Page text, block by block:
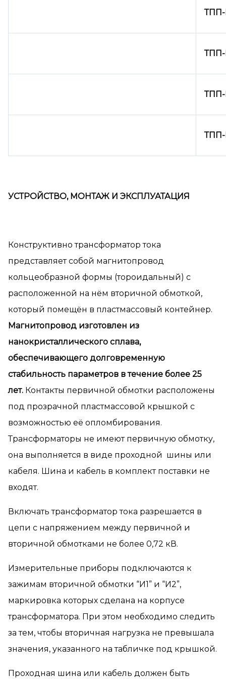
ТПП-
ТПП-
ТПП-
ТПП-
УСТРОЙСТВО, МОНТАЖ И ЭКСПЛУАТАЦИЯ
Конструктивно трансформатор тока
представляет собой магнитопровод
кольцеобразной формы (тороидальный) с
расположенной на нём вторичной обмоткой,
который помещён в пластмассовый контейнер.
Магнитопровод изготовлен из
нанокристаллического сплава,
обеспечивающего долговременную
стабильность параметров в течение более 25
лет. Контакты первичной обмотки расположены
под прозрачной пластмассовой крышкой с
возможностью её опломбирования.
Трансформаторы не имеют первичную обмотку,
она выполняется в виде проходной шины или
кабеля. Шина и кабель в комплект поставки не
входят.
Включать трансформатор тока разрешается в
цепи с напряжением между первичной и
вторичной обмотками не более 0,72 кВ.
Измерительные приборы подключаются к
зажимам вторичной обмотки “И1” и “И2”,
маркировка которых сделана на корпусе
трансформатора. При этом необходимо следить
за тем, чтобы вторичная нагрузка не превышала
значения, указанного на табличке под крышкой.
Проходная шина или кабель должен быть